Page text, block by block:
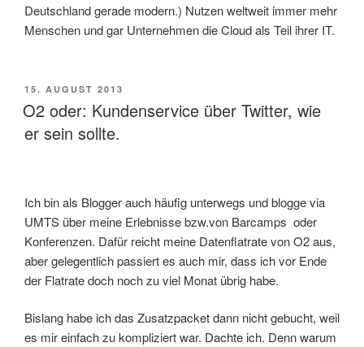
Deutschland gerade modern.) Nutzen weltweit immer mehr
Menschen und gar Unternehmen die Cloud als Teil ihrer IT.
VERÖFFENTLICHT
AM
15. AUGUST 2013
O2 oder: Kundenservice über Twitter, wie
er sein sollte.
Ich bin als Blogger auch häufig unterwegs und blogge via
UMTS über meine Erlebnisse bzw.von Barcamps oder
Konferenzen. Dafür reicht meine Datenflatrate von O2 aus,
aber gelegentlich passiert es auch mir, dass ich vor Ende
der Flatrate doch noch zu viel Monat übrig habe.
Bislang habe ich das Zusatzpacket dann nicht gebucht, weil
es mir einfach zu kompliziert war. Dachte ich. Denn warum